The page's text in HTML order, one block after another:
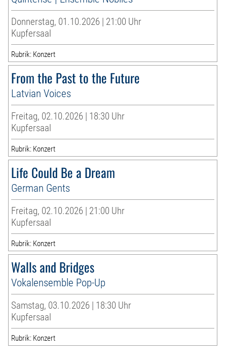
Donnerstag, 01.10.2026 | 21:00 Uhr
Kupfersaal
Rubrik: Konzert
From the Past to the Future
Latvian Voices
Freitag, 02.10.2026 | 18:30 Uhr
Kupfersaal
Rubrik: Konzert
Life Could Be a Dream
German Gents
Freitag, 02.10.2026 | 21:00 Uhr
Kupfersaal
Rubrik: Konzert
Walls and Bridges
Vokalensemble Pop-Up
Samstag, 03.10.2026 | 18:30 Uhr
Kupfersaal
Rubrik: Konzert